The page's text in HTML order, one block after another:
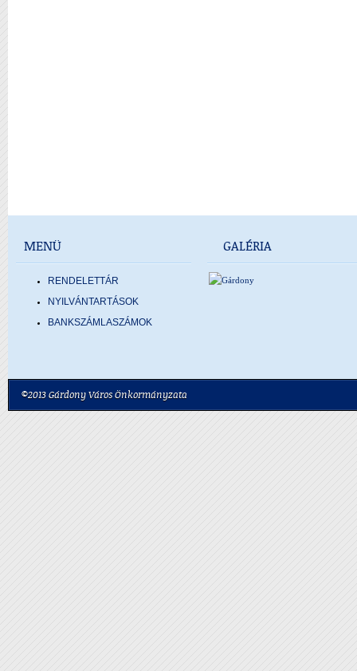
MENÜ
RENDELETTÁR
NYILVÁNTARTÁSOK
BANKSZÁMLASZÁMOK
GALÉRIA
©2013 Gárdony Város Önkormányzata